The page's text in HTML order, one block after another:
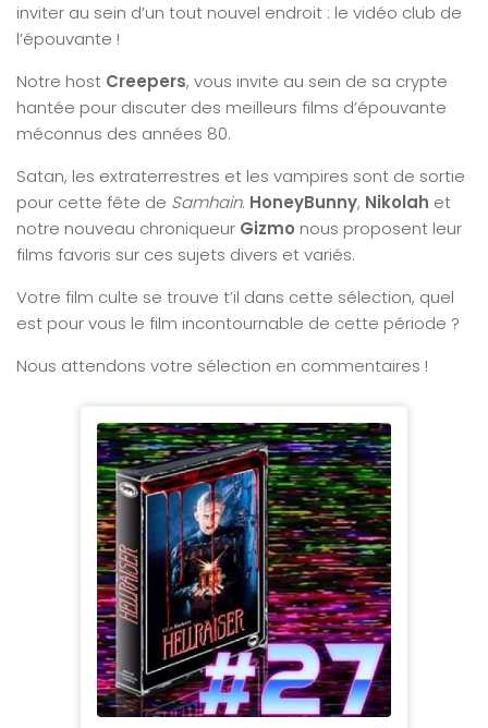
inviter au sein d’un tout nouvel endroit : le vidéo club de
l’épouvante !
Notre host Creepers, vous invite au sein de sa crypte
hantée pour discuter des meilleurs films d’épouvante
méconnus des années 80.
Satan, les extraterrestres et les vampires sont de sortie
pour cette fête de Samhain. HoneyBunny, Nikolah et
notre nouveau chroniqueur Gizmo nous proposent leur
films favoris sur ces sujets divers et variés.
Votre film culte se trouve t’il dans cette sélection, quel
est pour vous le film incontournable de cette période ?
Nous attendons votre sélection en commentaires !